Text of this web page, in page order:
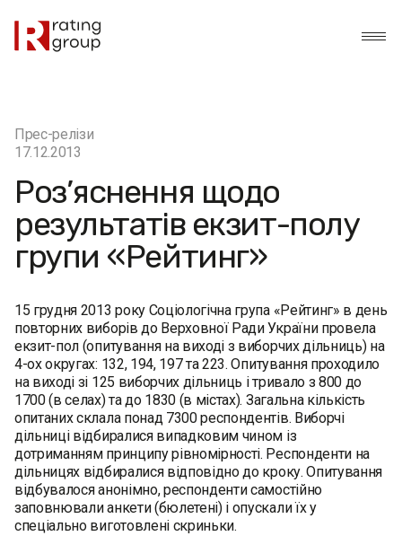
Прес-релізи
17.12.2013
Роз’яснення щодо
результатів екзит-полу
групи «Рейтинг»
15 грудня 2013 року Соціологічна група «Рейтинг» в день
повторних виборів до Верховної Ради України провела
екзит-пол (опитування на виході з виборчих дільниць) на
4-ох округах: 132, 194, 197 та 223. Опитування проходило
на виході зі 125 виборчих дільниць і тривало з 800 до
1700 (в селах) та до 1830 (в містах). Загальна кількість
опитаних склала понад 7300 респондентів. Виборчі
дільниці відбиралися випадковим чином із
дотриманням принципу рівномірності. Респонденти на
дільницях відбиралися відповідно до кроку. Опитування
відбувалося анонімно, респонденти самостійно
заповнювали анкети (бюлетені) і опускали їх у
спеціально виготовлені скриньки.